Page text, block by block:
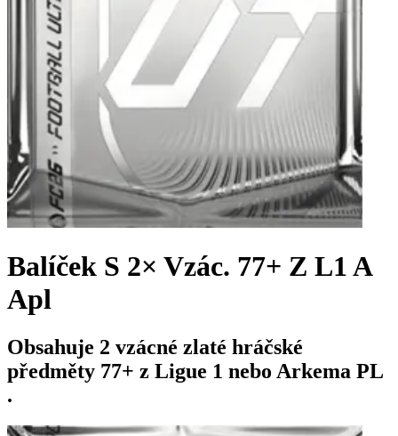
Balíček S 2× Vzác. 77+ Z L1 A
Apl
Obsahuje 2 vzácné zlaté hráčské
předměty 77+ z Ligue 1 nebo Arkema PL
.